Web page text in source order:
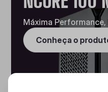
Máxima
Conheça o